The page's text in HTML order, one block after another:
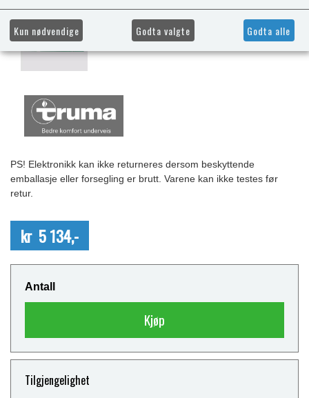
PS! Elektronikk kan ikke returneres dersom beskyttende
emballasje eller forsegling er brutt. Varene kan ikke testes før
retur.
kr 5 134,-
Antall
Kjøp
Tilgjengelighet
Kun nødvendige Godta valgte Godta alle